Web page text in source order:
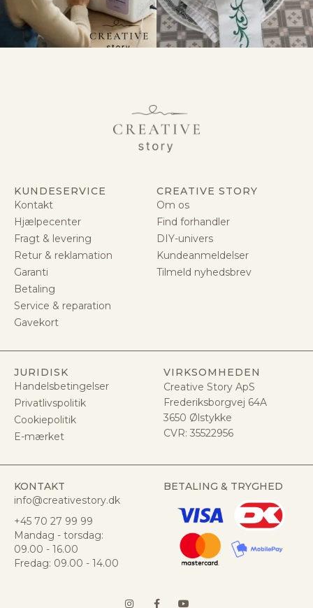
KUNDESERVICE
Kontakt
Hjælpecenter
Fragt & levering
Retur & reklamation
Garanti
Betaling
Service & reparation
Gavekort
CREATIVE STORY
Om os
Find forhandler
DIY-univers
Kundeanmeldelser
Tilmeld nyhedsbrev
JURIDISK
Handelsbetingelser
Privatlivspolitik
Cookiepolitik
E-mærket
VIRKSOMHEDEN
Creative Story ApS
Frederiksborgvej 64A
3650 Ølstykke
CVR: 35522956
KONTAKT
info@creativestory.dk
+45 70 27 99 99
Mandag - torsdag:
09.00 - 16.00
Fredag: 09.00 - 14.00
BETALING & TRYGHED